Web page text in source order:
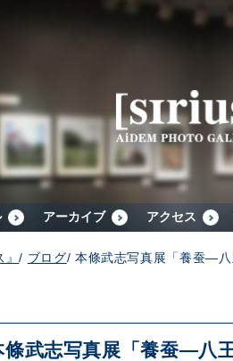
アーカイブ アクセス
』/ ブログ/ 本條武志写真展「養蚕―
條武志写真展「養蚕―八
展示スケジュール
アーカイブ
ブログ